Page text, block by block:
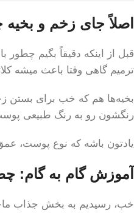
اصلاً جای زخم و
قبل از اینکه دقیقاً بگیم
ترمیم گاهی وقتا باعث میشه
بخیه‌ها هم که خب برای بستن
رنگشون رو به رنگ طبیعی
یادتون باشه که نوع پوست،
آموزش گام به گام:
خب، رسیدیم به بخش جذاب